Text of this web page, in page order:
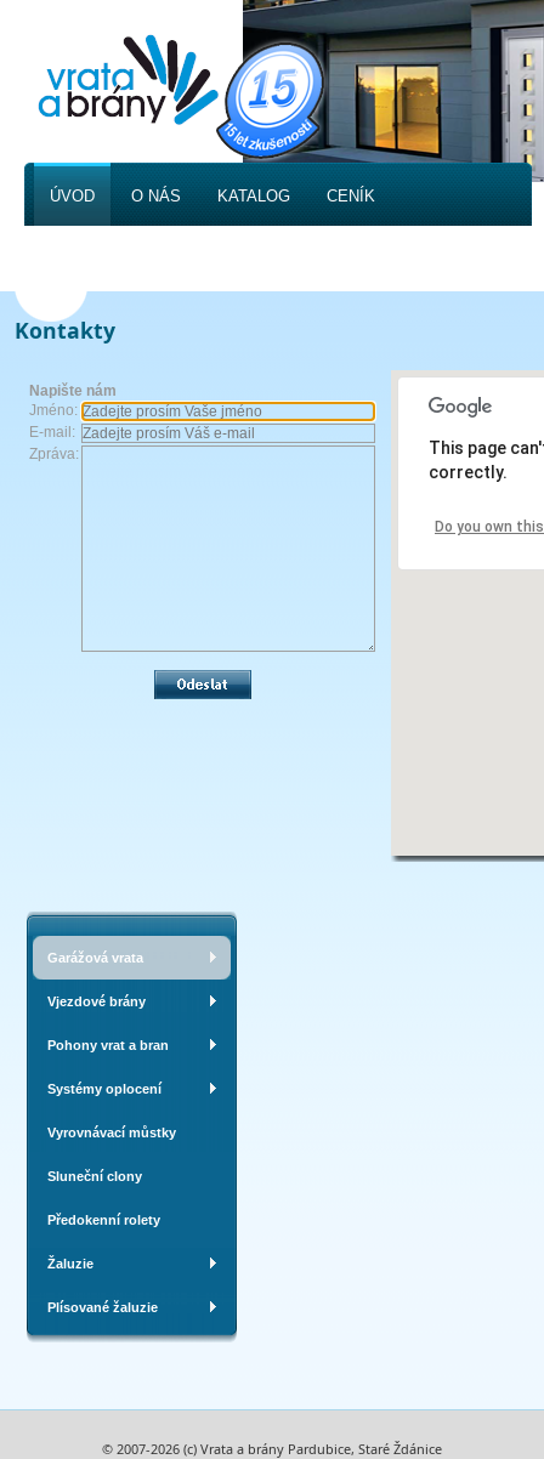
ÚVOD O NÁS KATALOG CENÍK
Kontakty
Napište nám
Jméno:
E-mail:
Zpráva:
This page
correctly.
Do you own
Garážová vrata
Vjezdové brány
Pohony vrat a bran
Systémy oplocení
Vyrovnávací můstky
Sluneční clony
Předokenní rolety
Žaluzie
Plísované žaluzie
© 2007-2026 (c) Vrata a brány Pardubice, Staré Ždánice